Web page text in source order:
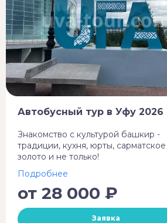
Автобусный тур в Уфу 2026
Знакомство с культурой башкир -
традиции, кухня, юрты, сарматское
золото и не только!
от 28 000 ₽
Заявка